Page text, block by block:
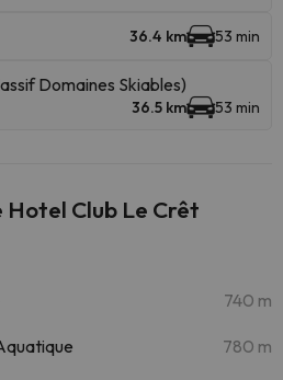
36.4 km 53 min
Domaines Skiables)
36.5 km 53 min
Club Le Crêt
740 m
780 m